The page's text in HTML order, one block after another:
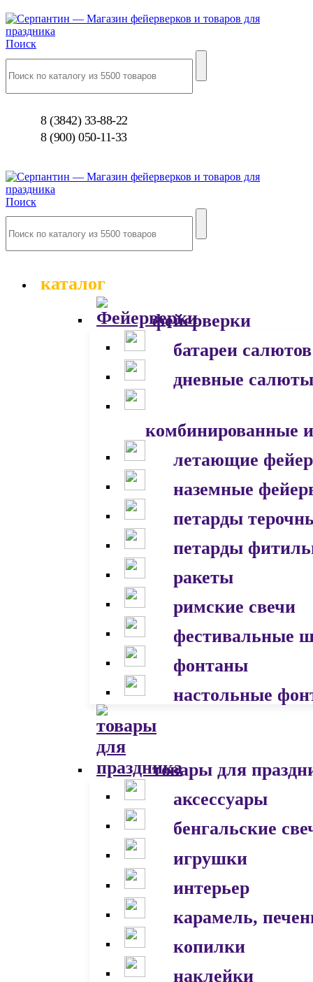
Поиск
8 (3842) 33-88-22
8 (900) 050-11-33
Поиск
каталог
фейерверки
батареи салютов
дневные салюты
комбинированные
летающие
наземные
петарды
петарды
ракеты
римские свечи
фестивальные
фонтаны
настольные
товары для
аксессуары
бенгальские
игрушки
интерьер
карамель,
копилки
наклейки